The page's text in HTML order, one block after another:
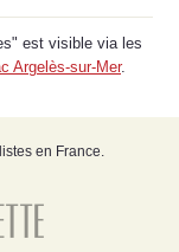
est visible via les
Argelès-sur-Mer.
en France.